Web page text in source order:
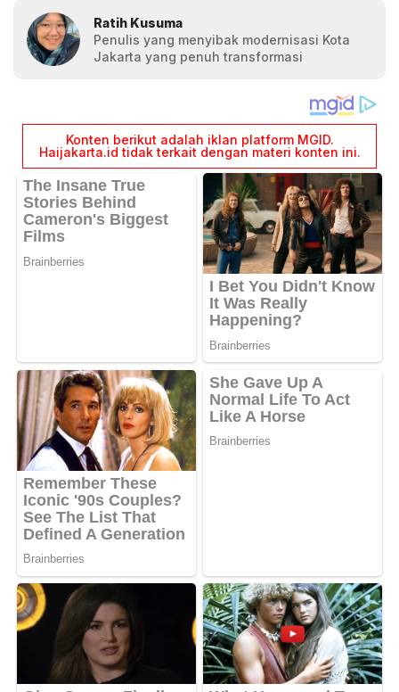
Ratih Kusuma
Penulis yang menyibak modernisasi Kota
Jakarta yang penuh transformasi